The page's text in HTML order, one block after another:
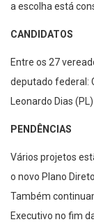
a escolha está
CANDIDATOS
Entre os 27
deputado federal:
Leonardo Dias
PENDÊNCIAS
Vários projetos
o novo Plano
Também
Executivo no fim